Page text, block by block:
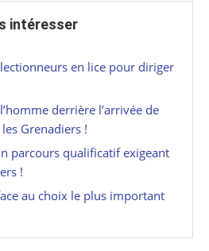
intéresser
en lice pour diriger
derrière l’arrivée de
Grenadiers !
parcours qualificatif exigeant
!
au choix le plus important